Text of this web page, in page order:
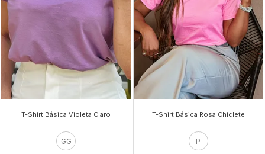
T-Shirt Básica Violeta Claro
GG
T-Shirt Básica Rosa Chiclete
P